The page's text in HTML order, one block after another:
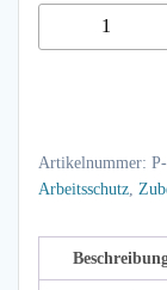
Handschuhe
verstärkt
P-
Menge
Artikelnummer:
Arbeitsschutz